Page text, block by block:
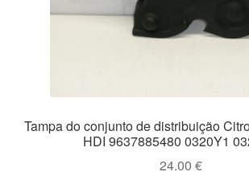
Tampa do conjunto de distribuição
HDI 9637885480 0320Y1
24.00 €